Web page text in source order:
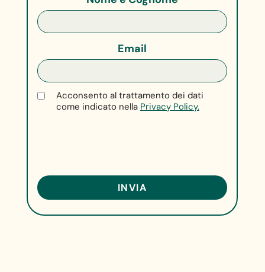
Email
Acconsento al trattamento dei dati
come indicato nella Privacy Policy.